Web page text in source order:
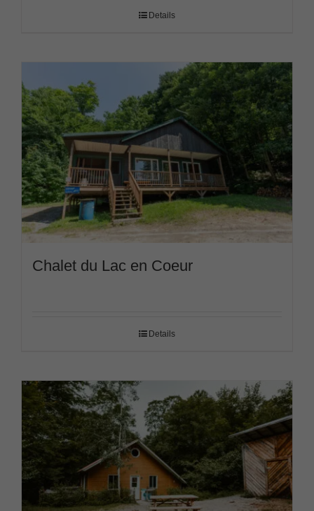
Details
Chalet du Lac en Coeur
Details